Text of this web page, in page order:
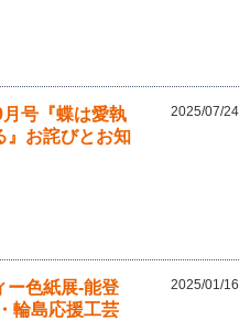
号『蝶は愛執
』お詫びとお知
2025/07/24
ー色紙展-能登
輪島応援工芸
2025/01/16